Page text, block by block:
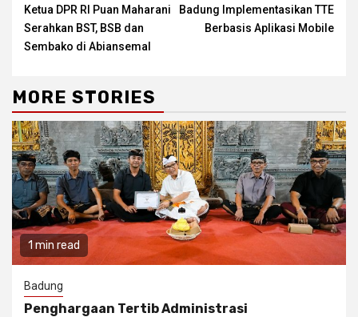
Reading
Ketua DPR RI Puan Maharani
Serahkan BST, BSB dan
Sembako di Abiansemal
Badung Implementasikan TTE
Berbasis Aplikasi Mobile
MORE STORIES
1 min read
Badung
Penghargaan Tertib Administrasi